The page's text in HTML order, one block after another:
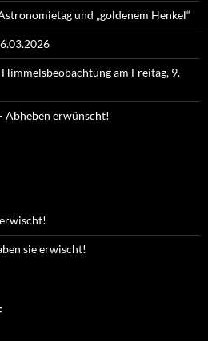
und „goldenem Henkel“
am Freitag, 9.
Abheben erwünscht!
sie erwischt!